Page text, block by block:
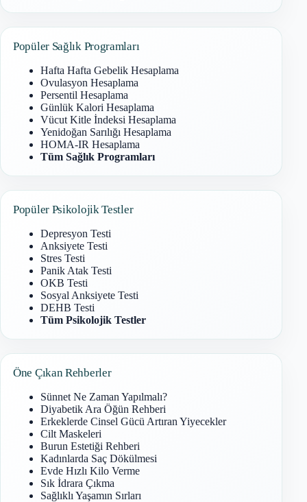
Popüler Sağlık Programları
Hafta Hafta Gebelik Hesaplama
Ovulasyon Hesaplama
Persentil Hesaplama
Günlük Kalori Hesaplama
Vücut Kitle İndeksi Hesaplama
Yenidoğan Sarılığı Hesaplama
HOMA-IR Hesaplama
Tüm Sağlık Programları
Popüler Psikolojik Testler
Depresyon Testi
Anksiyete Testi
Stres Testi
Panik Atak Testi
OKB Testi
Sosyal Anksiyete Testi
DEHB Testi
Tüm Psikolojik Testler
Öne Çıkan Rehberler
Sünnet Ne Zaman Yapılmalı?
Diyabetik Ara Öğün Rehberi
Erkeklerde Cinsel Gücü Artıran Yiyecekler
Cilt Maskeleri
Burun Estetiği Rehberi
Kadınlarda Saç Dökülmesi
Evde Hızlı Kilo Verme
Sık İdrara Çıkma
Sağlıklı Yaşamın Sırları